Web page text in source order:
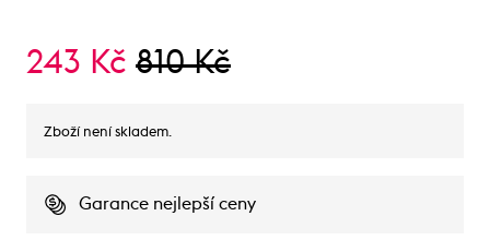
243 Kč 810 Kč
Zboží není skladem.
Garance nejlepší ceny